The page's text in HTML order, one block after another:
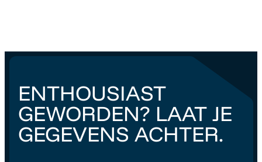
ENTHOUSIAST
GEWORDEN? LAAT JE
GEGEVENS ACHTER.